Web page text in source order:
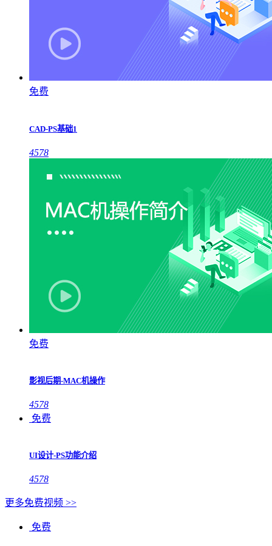
免费
CAD-PS基础1
4578
免费
影视后期-MAC机操作
4578
免费
UI设计-PS功能介绍
4578
更多免费视频 >>
免费